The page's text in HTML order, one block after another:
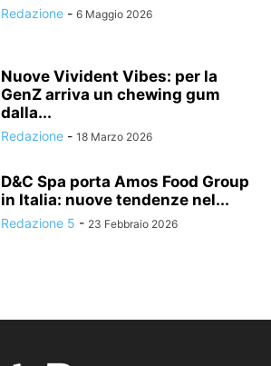
Redazione - 6 Maggio 2026
Nuove Vivident Vibes: per la
GenZ arriva un chewing gum
dalla...
Redazione - 18 Marzo 2026
D&C Spa porta Amos Food Group
in Italia: nuove tendenze nel...
Redazione 5 - 23 Febbraio 2026